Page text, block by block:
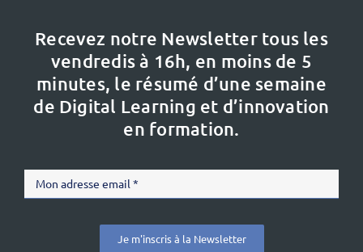
Recevez notre Newsletter tous les
vendredis à 16h, en moins de 5
minutes, le résumé d’une semaine
de Digital Learning et d’innovation
en formation.
Je m'inscris à la Newsletter